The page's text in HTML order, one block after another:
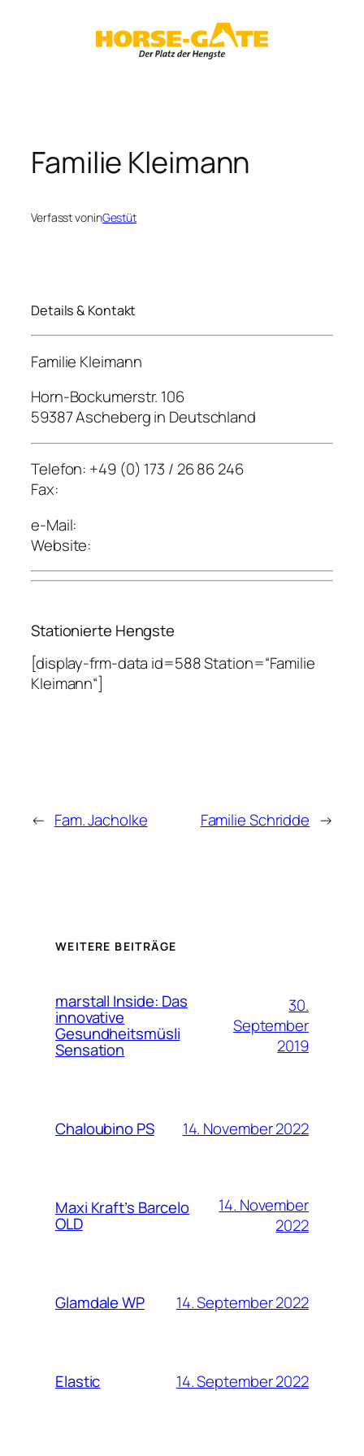
Familie Kleimann
Verfasst voninGestüt
Details & Kontakt
Familie Kleimann
Horn-Bockumerstr. 106
59387 Ascheberg in Deutschland
Telefon: +49 (0) 173 / 26 86 246
Fax:
e-Mail:
Website:
Stationierte Hengste
[display-frm-data id=588 Station=“Familie
Kleimann“]
← Fam. Jacholke Familie Schridde →
WEITERE BEITRÄGE
marstall Inside: Das
innovative
Gesundheitsmüsli
Sensation
30.
September
2019
Chaloubino PS 14. November 2022
Maxi Kraft’s Barcelo
OLD
14. November
2022
Glamdale WP 14. September 2022
Elastic 14. September 2022